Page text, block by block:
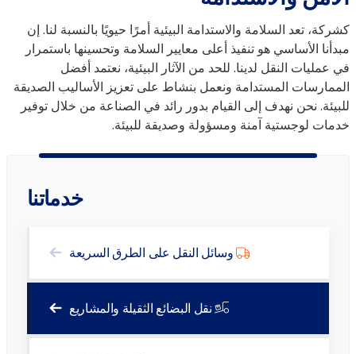
خدماتنا
وسائل النقل على الطرق السريعة
نقل البضائع الثقيلة والمشاريع
كشركة، تعد السلامة والاستدامة البيئية أمرًا حيويًا بالنسبة لنا. إن
مبدأنا الأساسي هو تنفيذ أعلى معايير السلامة وتحسينها باستمرار
في عمليات النقل لدينا. للحد من الآثار البيئية، نعتمد أفضل
الممارسات المستدامة ونعمل بنشاط على تعزيز الأساليب الصديقة
للبيئة. نحن نهدف إلى القيام بدور رائد في الصناعة من خلال توفير
خدمات لوجستية آمنة ومسؤولة وصديقة للبيئة.